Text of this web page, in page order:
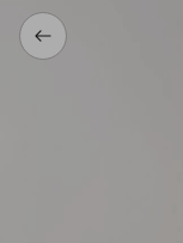
Takaisin